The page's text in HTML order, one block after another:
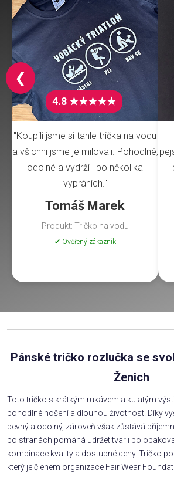
4.8 ★★★★★
"Koupili jsme si tahle trička na vodu
a všichni jsme je milovali. Pohodlné,
odolné a vydrží i po několika
vypráních."
Tomáš Marek
Produkt: Tričko na vodu
✔ Ověřený zákazník
i
❮
Pánské tričko rozlučka se
Ženich
Toto tričko s krátkým rukávem a kulatým
pohodlné nošení a dlouhou životnost. Díky
pevný a odolný, zároveň však zůstává
po stranách pomáhá udržet tvar i po
kombinace kvality a dostupné ceny. Tričko
který je členem organizace Fair Wear